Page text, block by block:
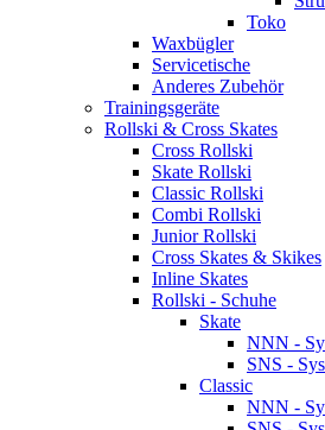
Toko
Waxbügler
Servicetische
Anderes Zubehör
Trainingsgeräte
Rollski & Cross Skates
Cross Rollski
Skate Rollski
Classic Rollski
Combi Rollski
Junior Rollski
Cross Skates & Skikes
Inline Skates
Rollski - Schuhe
Skate
NNN -
SNS -
Classic
NNN -